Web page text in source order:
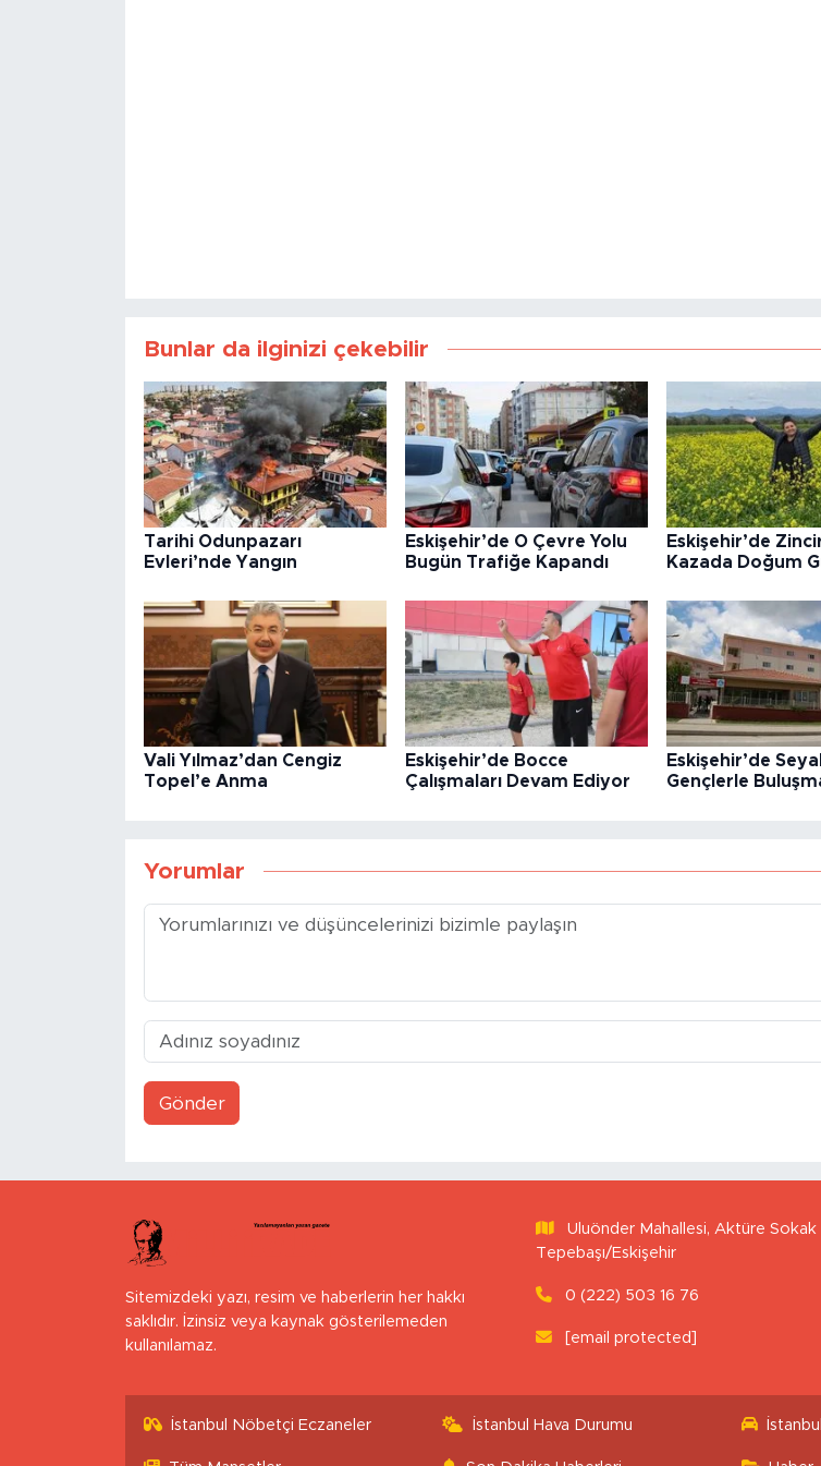
Bunlar da ilginizi çekebilir
Tarihi Odunpazarı
Evleri’nde Yangın
Eskişehir’de O Çevre Yolu
Bugün Trafiğe Kapandı
Eskişehir’de
Kazada Doğum
Vali Yılmaz’dan Cengiz
Topel’e Anma
Eskişehir’de Bocce
Çalışmaları Devam Ediyor
Eskişehir’de
Gençlerle
Yorumlar
Gönder
Sitemizdeki yazı, resim ve haberlerin her hakkı
saklıdır. İzinsiz veya kaynak gösterilemeden
kullanılamaz.
Uluönder Mahallesi, Aktüre
Tepebaşı/Eskişehir
0 (222) 503 16 76
[email protected]
İstanbul Nöbetçi Eczaneler İstanbul Hava Durumu